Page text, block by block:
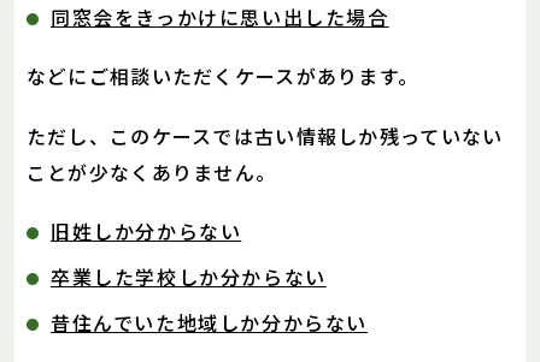
同窓会をきっかけに思い出した場合
などにご相談いただくケースがあります。
ただし、このケースでは古い情報しか残っていない
ことが少なくありません。
旧姓しか分からない
卒業した学校しか分からない
昔住んでいた地域しか分からない